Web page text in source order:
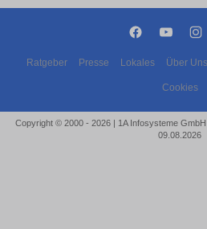
Ratgeber Presse Lokales Über Uns
Cookies
Copyright © 2000 - 2026 | 1A Infosysteme
09.08.2026